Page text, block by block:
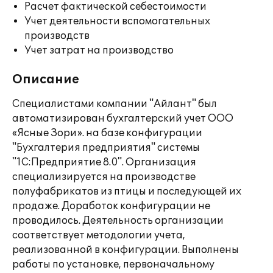
Расчет фактической себестоимости
Учет деятельности вспомогательных
производств
Учет затрат на производство
Описание
Специалистами компании "Айлант" был
автоматизирован бухгалтерский учет ООО
«Ясные Зори». на базе конфигурации
"Бухгалтерия предприятия" системы
"1С:Предприятие 8.0". Организация
специализируется на производстве
полуфабрикатов из птицы и последующей их
продаже. Доработок конфигурации не
проводилось. Деятельность организации
соответствует методологии учета,
реализованной в конфигурации. Выполнены
работы по установке, первоначальному